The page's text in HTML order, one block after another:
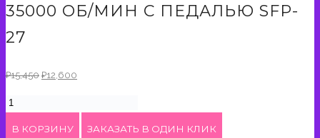
35000 ОБ/МИН С ПЕДАЛЬЮ SFP-
27
₽15,450 Первоначальная
составляла
₽15,450.
₽12,600
₽12,600.
Количество
В КОРЗИНУ ЗАКАЗАТЬ В ОДИН КЛИК